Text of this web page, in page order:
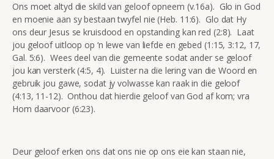
Ons moet altyd die skild van geloof opneem (v.16a). Glo in God
en moenie aan sy bestaan twyfel nie (Heb. 11:6). Glo dat Hy
ons deur Jesus se kruisdood en opstanding kan red (2:8). Laat
jou geloof uitloop op ‘n lewe van liefde en gebed (1:15, 3:12, 17,
Gal. 5:6). Wees deel van die gemeente sodat ander se geloof
jou kan versterk (4:5, 4). Luister na die lering van die Woord en
gebruik jou gawe, sodat jy volwasse kan raak in die geloof
(4:13, 11-12). Onthou dat hierdie geloof van God af kom; vra
Hom daarvoor (6:23).
Deur geloof erken ons dat ons nie op ons eie kan staan nie,